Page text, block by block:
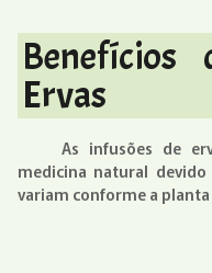
Benefícios
Ervas
As infusões de
medicina natural
variam conforme a